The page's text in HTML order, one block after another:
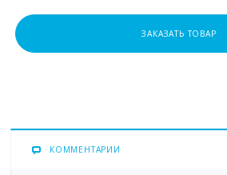
ЗАКАЗАТЬ ТОВАР
КОММЕНТАРИИ